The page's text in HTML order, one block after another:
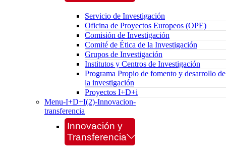
Servicio de Investigación
Oficina de Proyectos Europeos (OPE)
Comisión de Investigación
Comité de Ética de la Investigación
Grupos de Investigación
Institutos y Centros de Investigación
Programa Propio de fomento y desarrollo de
la investigación
Proyectos I+D+i
Menu-I+D+I(2)-Innovacion-
transferencia
Innovación y
Transferencia